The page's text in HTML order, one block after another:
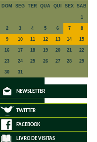
DOM SEG TER QUA QUI SEX SAB
1
2 3 4 5 6 7 8
9 10 11 12 13 14 15
16 17 18 19 20 21 22
23 24 25 26 27 28 29
30 31
NEWSLETTER
TWITTER
FACEBOOK
LIVRO DE VISITAS